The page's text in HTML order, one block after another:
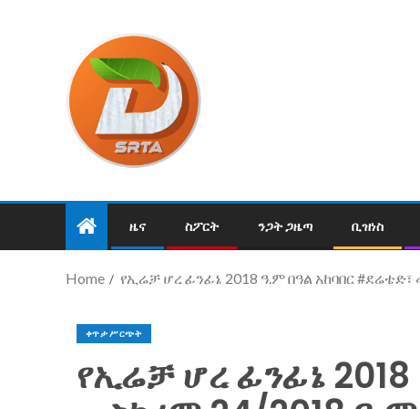
ዜና ስፖርት ንጋት ጋዜጣ ቢዝነስ
Home የኢሬቻ ሆረ ፊንፊኔ 2018 ዓ.ም በዓል አከባበር
ቀጥታ ሥርጭት
የኢሬቻ ሆረ ፊንፊኔ